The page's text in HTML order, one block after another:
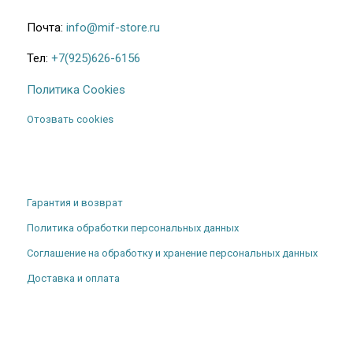
Почта: info@mif-store.ru
Тел: +7(925)626-6156
Политика Cookies
Отозвать cookies
Гарантия и возврат
Политика обработки персональных данных
Соглашение на обработку и хранение персональных данных
Доставка и оплата